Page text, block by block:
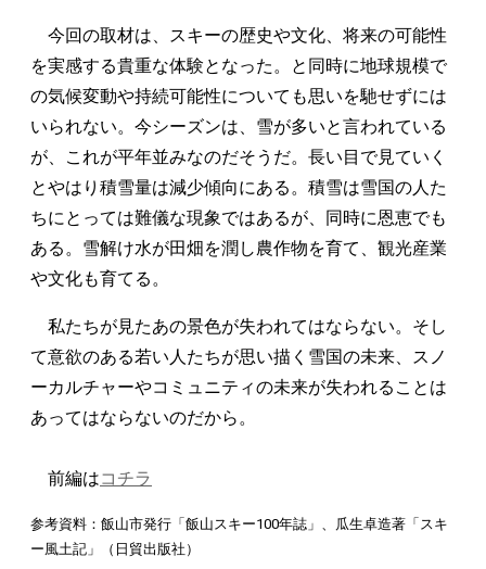
今回の取材は、スキーの歴史や文化、将来の可能性
を実感する貴重な体験となった。と同時に地球規模で
の気候変動や持続可能性についても思いを馳せずには
いられない。今シーズンは、雪が多いと言われている
が、これが平年並みなのだそうだ。長い目で見ていく
とやはり積雪量は減少傾向にある。積雪は雪国の人た
ちにとっては難儀な現象ではあるが、同時に恩恵でも
ある。雪解け水が田畑を潤し農作物を育て、観光産業
や文化も育てる。
私たちが見たあの景色が失われてはならない。そし
て意欲のある若い人たちが思い描く雪国の未来、スノ
ーカルチャーやコミュニティの未来が失われることは
あってはならないのだから。
前編はコチラ
参考資料：飯山市発行「飯山スキー100年誌」、瓜生卓造著「スキ
ー風土記」（日貿出版社）